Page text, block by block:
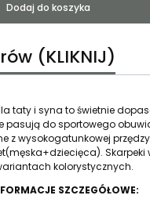
Dodaj do koszyka
(KLIKNIJ)
taty i syna to świetnie
pasują do sportowego
z wysokogatunkowej
Skarpeki
kolorystycznych.
SZCZEGÓŁOWE: